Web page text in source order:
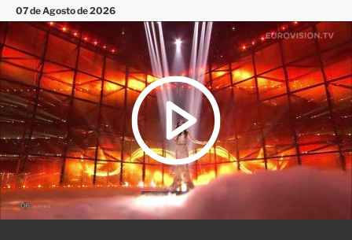
n
ú
07 de Agosto de 2026
c
i
r
S
e
s
i
ó
n
l
s
o
r